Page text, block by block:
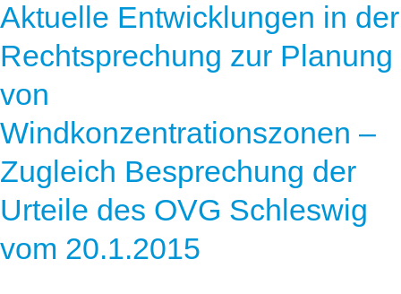
Aktuelle Entwicklungen in der
Rechtsprechung zur Planung
von
Windkonzentrationszonen –
Zugleich Besprechung der
Urteile des OVG Schleswig
vom 20.1.2015